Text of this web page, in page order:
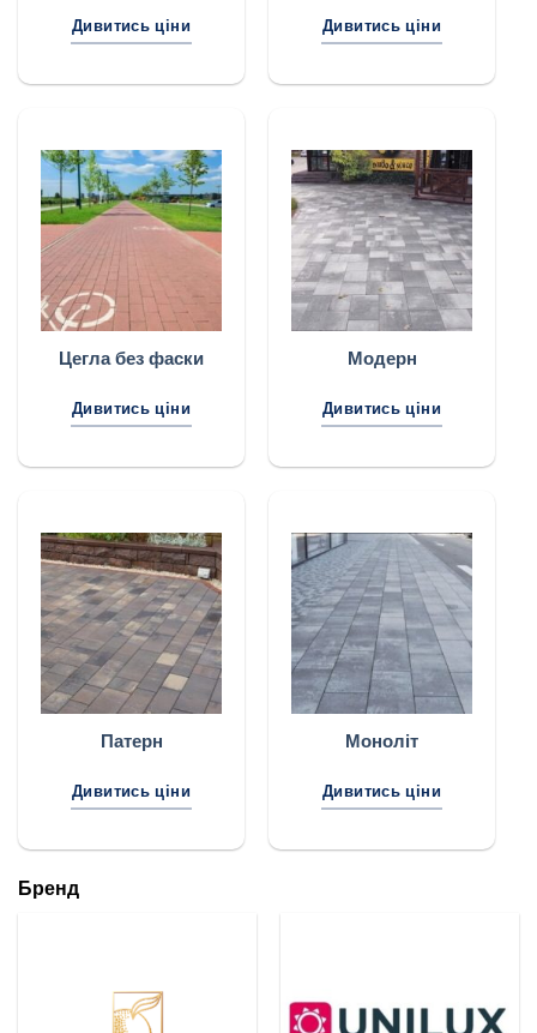
Дивитись ціни Дивитись ціни
Цегла без фаски
Дивитись ціни
Модерн
Дивитись ціни
Патерн
Дивитись ціни
Моноліт
Дивитись ціни
Бренд